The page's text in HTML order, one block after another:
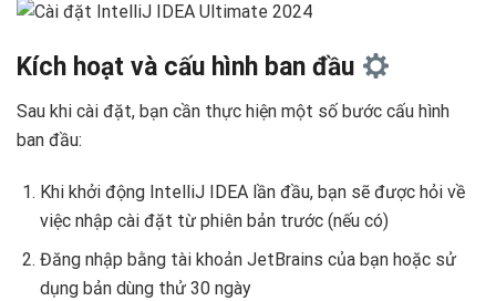
Kích hoạt và cấu hình ban đầu
Sau khi cài đặt, bạn cần thực hiện một số bước cấu hình
ban đầu:
Khi khởi động IntelliJ IDEA lần đầu, bạn sẽ được hỏi về
việc nhập cài đặt từ phiên bản trước (nếu có)
Đăng nhập bằng tài khoản JetBrains của bạn hoặc sử
dụng bản dùng thử 30 ngày